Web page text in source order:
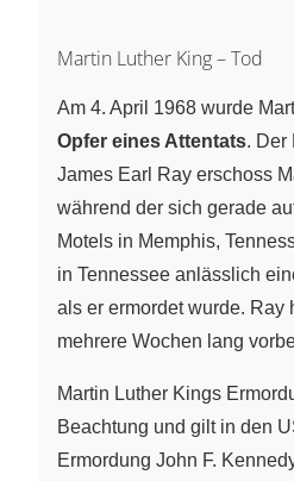
Martin Luther King – Tod
Am 4. April 1968 wurde
Opfer eines Attentats. Der
James Earl Ray erschoss
während der sich gerade
Motels in Memphis,
in Tennessee anlässlich
als er ermordet wurde. Ray
mehrere Wochen lang
Martin Luther Kings
Beachtung und gilt in den
Ermordung John F.